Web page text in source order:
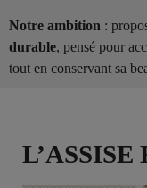
Notre ambition :
durable, pensé pour
tout en conservant sa
L’ASSISE